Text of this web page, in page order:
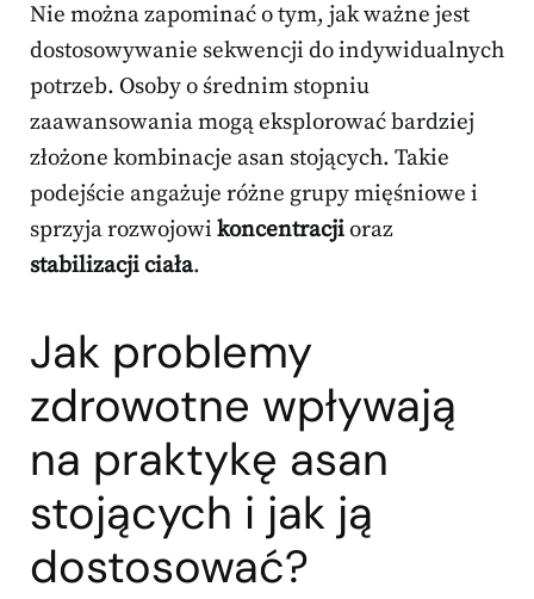
Nie można zapominać o tym, jak ważne jest
dostosowywanie sekwencji do indywidualnych
potrzeb. Osoby o średnim stopniu
zaawansowania mogą eksplorować bardziej
złożone kombinacje asan stojących. Takie
podejście angażuje różne grupy mięśniowe i
sprzyja rozwojowi koncentracjioraz
stabilizacji ciała.
Jak problemy
zdrowotne wpływają
na praktykę asan
stojących i jak ją
dostosować?